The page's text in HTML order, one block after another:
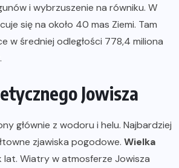
i wybrzuszenie na równiku. W
się na około 40 mas Ziemi. Tam
w średniej odległości 778,4 miliona
Jowisza
głównie z wodoru i helu. Najbardziej
zjawiska pogodowe. Wielka
Wiatry w atmosferze Jowisza